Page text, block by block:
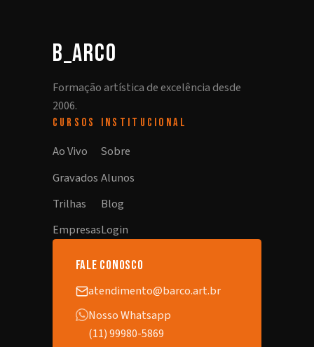
b_arco
Formação artística de excelência desde
2006.
CURSOS
Ao Vivo
Gravados
Trilhas
Empresas
INSTITUCIONAL
Sobre
Alunos
Blog
Login
fale conosco
atendimento@barco.art.br
Nosso Whatsapp
(11) 99980-5869